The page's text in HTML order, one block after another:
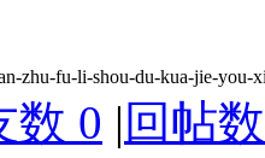
zhu-fu-li-shou-du-kua-jie-you-
数 0 | 回帖